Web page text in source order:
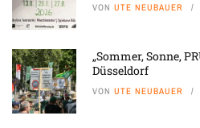
VON UTE NEUBAUER
„Sommer, Sonne,
Düsseldorf
VON UTE NEUBAUER